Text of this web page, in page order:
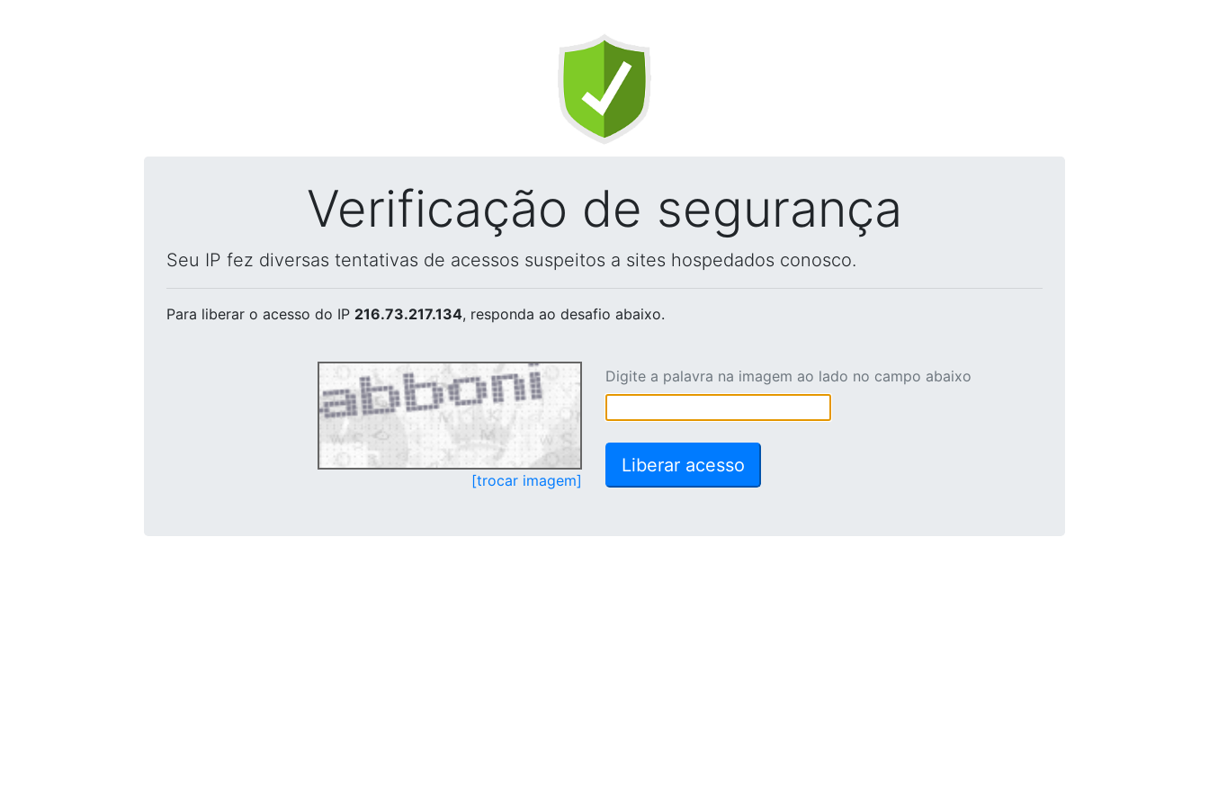
Verificação de segurança
Seu IP fez diversas tentativas de acessos suspeitos a sites hospedados conosco.
Para liberar o acesso do IP 216.73.217.134, responda ao desafio abaixo.
[trocar imagem]
Digite a palavra na imagem ao lado no campo abaixo